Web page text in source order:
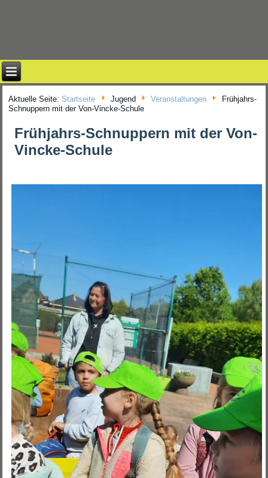
Aktuelle Seite: Startseite Jugend Veranstaltungen
Frühjahrs-
Schnuppern mit der Von-Vincke-Schule
Frühjahrs-Schnuppern mit der Von-
Vincke-Schule